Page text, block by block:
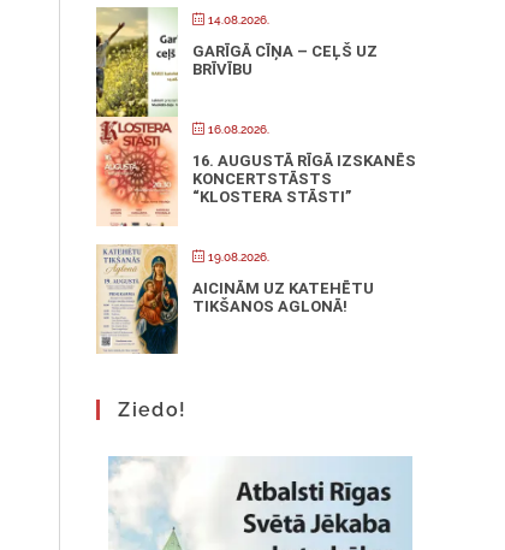
14.08.2026.
GARĪGĀ CĪŅA – CEĻŠ UZ
BRĪVĪBU
16.08.2026.
16. AUGUSTĀ RĪGĀ IZSKANĒS
KONCERTSTĀSTS
“KLOSTERA STĀSTI”
19.08.2026.
AICINĀM UZ KATEHĒTU
TIKŠANOS AGLONĀ!
Ziedo!